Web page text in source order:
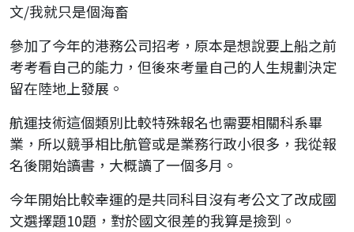
文/我就只是個海畜
參加了今年的港務公司招考，原本是想說要上船之前
考考看自己的能力，但後來考量自己的人生規劃決定
留在陸地上發展。
航運技術這個類別比較特殊報名也需要相關科系畢
業，所以競爭相比航管或是業務行政小很多，我從報
名後開始讀書，大概讀了一個多月。
今年開始比較幸運的是共同科目沒有考公文了改成國
文選擇題10題，對於國文很差的我算是撿到。